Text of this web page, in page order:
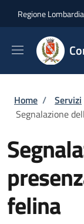
Regione Lombardia
Briciole
Home / Servizi
Segnalazione
felina